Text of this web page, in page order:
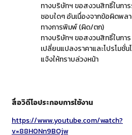
ทางบริษัทฯ ขอสงวนสิทธิ์ในกา
ชอบใดๆ อันเนื่องจากข้อผิดพล
ทางการพิมพ์ (ผิด/ตก)
ทางบริษัทฯ ขอสงวนสิทธิ์ในการ
เปลี่ยนแปลงราคาและโปรโมชั่น
แจ้งให้ทราบล่วงหน้า
สื่อวิดีโอประกอบการใช้งาน
https://www.youtube.com/watch?
v=88H0Nn9BOjw